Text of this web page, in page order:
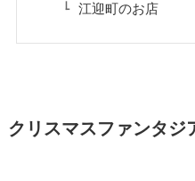
江迎町のお店
クリスマスファンタジ